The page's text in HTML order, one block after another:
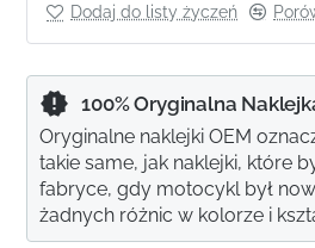
Dodaj do listy życzeń
100% Oryginalna
Oryginalne naklejki OEM
takie same, jak naklejki, które
fabryce, gdy motocykl był
żadnych różnic w kolorze i